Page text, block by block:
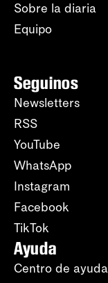
Sobre la diaria
Equipo
Seguinos
Newsletters
RSS
YouTube
WhatsApp
Instagram
Facebook
TikTok
Ayuda
Centro de ayuda